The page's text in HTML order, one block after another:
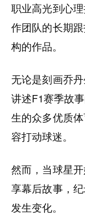
职业高光到心
作团队的长期
构的作品。
无论是刻画乔
讲述F1赛季故
生的众多优质
容打动球迷。
然而， 当球星
享幕后故事，
发生变化。